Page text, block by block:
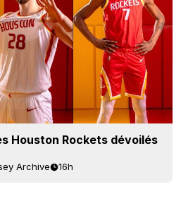
Houston Rockets dévoilés
Archive 16h